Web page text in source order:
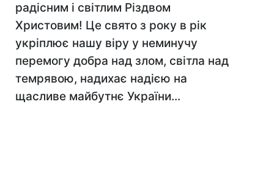
радісним і світлим Різдвом
Христовим! Це свято з року в рік
укріплює нашу віру у неминучу
перемогу добра над злом, світла над
темрявою, надихає надією на
щасливе майбутнє України...